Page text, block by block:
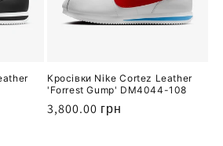
Кросівки Nike Cortez Leather
'Forrest Gump' DM4044-108
Звичайна
3,800.00 грн